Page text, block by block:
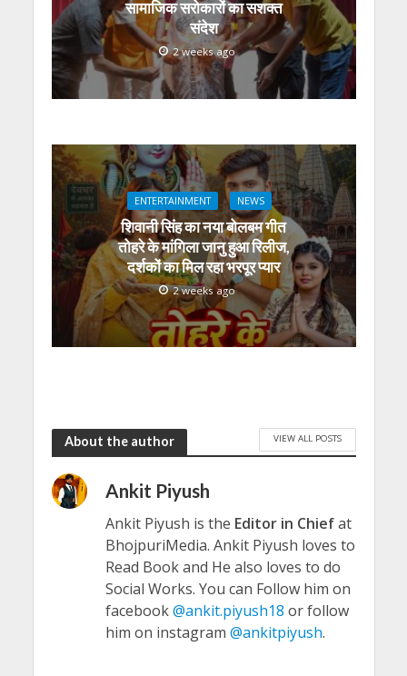
सामाजिक सरोकारों का सशक्त
संदेश
2 weeks ago
ENTERTAINMENT NEWS
शिवानी सिंह का नया बोलबम गीत
तोहरे के मांगिला जानु हुआ रिलीज,
दर्शकों का मिल रहा भरपूर प्यार
2 weeks ago
About the author VIEW ALL POSTS
Ankit Piyush
Ankit Piyush is the Editor in Chiefat
BhojpuriMedia. Ankit Piyush loves to
Read Book and He also loves to do
Social Works. You can Follow him on
facebook@ankit.piyush18 or follow
him on instagram @ankitpiyush.